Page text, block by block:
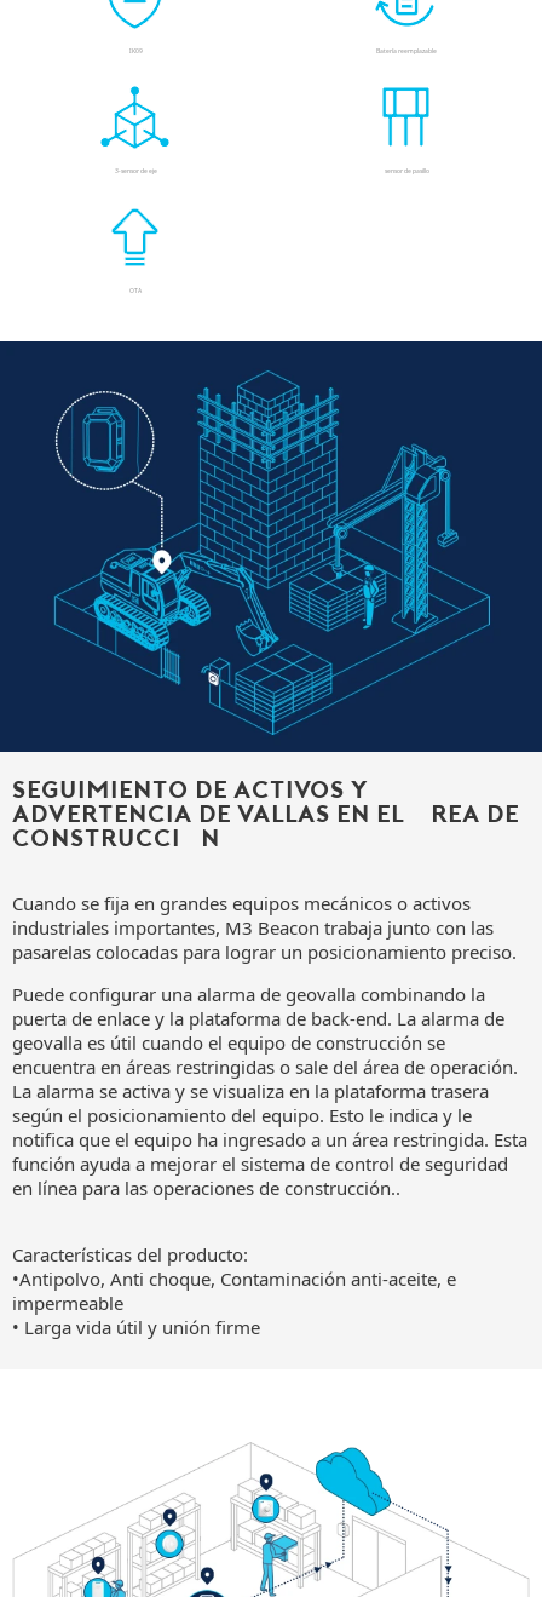
IK09 Batería reemplazable
3-sensor de eje sensor de pasillo
OTA
Seguimiento de activos y
advertencia de vallas en el área de
construcción
Cuando se fija en grandes equipos mecánicos o activos
industriales importantes, M3 Beacon trabaja junto con las
pasarelas colocadas para lograr un posicionamiento preciso.
Puede configurar una alarma de geovalla combinando la
puerta de enlace y la plataforma de back-end. La alarma de
geovalla es útil cuando el equipo de construcción se
encuentra en áreas restringidas o sale del área de operación.
La alarma se activa y se visualiza en la plataforma trasera
según el posicionamiento del equipo. Esto le indica y le
notifica que el equipo ha ingresado a un área restringida. Esta
función ayuda a mejorar el sistema de control de seguridad
en línea para las operaciones de construcción..
Características del producto:
•Antipolvo, Anti choque, Contaminación anti-aceite, e
impermeable
• Larga vida útil y unión firme